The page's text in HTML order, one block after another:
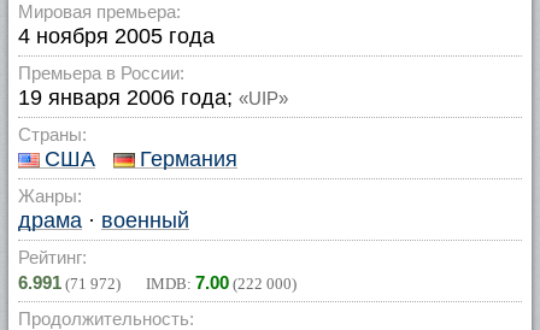
Мировая премьера:
4 ноября 2005 года
Премьера в России:
19 января 2006 года; «UIP»
Страны:
США Германия
Жанры:
драма · военный
Рейтинг:
6.991 (71 972) IMDB: 7.00 (222 000)
Продолжительность: